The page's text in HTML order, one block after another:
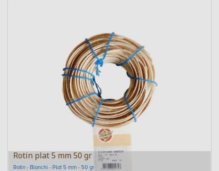
Rotin plat 5 mm 50 gr
Rotin - Blanchi - Plat 5 mm - 50 gr